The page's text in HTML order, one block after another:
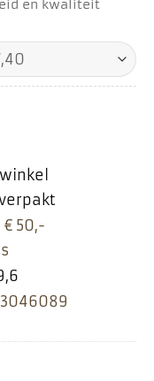
en kwaliteit
50,-